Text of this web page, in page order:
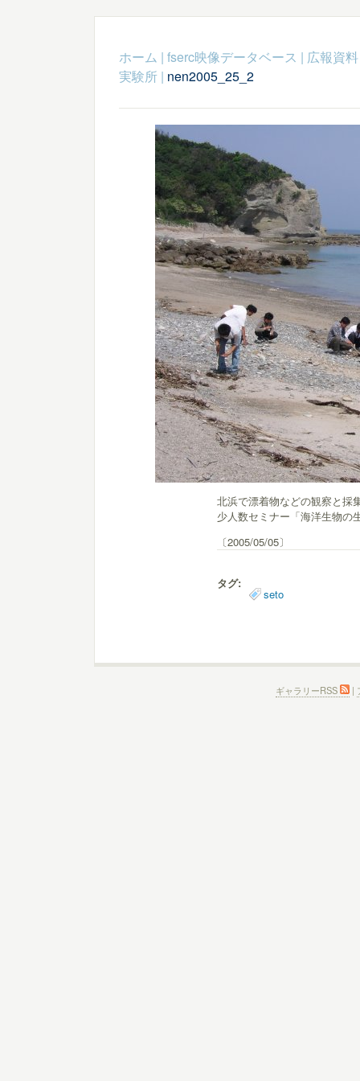
ホーム | fserc映像データベース | 広報資料
実験所| nen2005_25_2
北浜で漂着物などの観察と採
少人数セミナー「海洋生
〔2005/05/05〕
タグ:
seto
ギャラリーRSS |